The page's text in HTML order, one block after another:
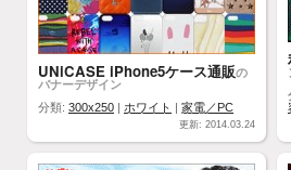
UNiCASE iPhone5ケース通販の
バナーデザイン
分類: 300x250 ホワイト 家電／PC
更新: 2014.03.24